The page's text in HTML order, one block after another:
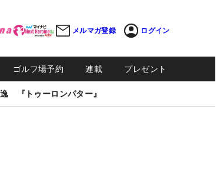
メルマガ登録 ログイン
ゴルフ場予約 連載 プレゼント
『トゥーロンパター』